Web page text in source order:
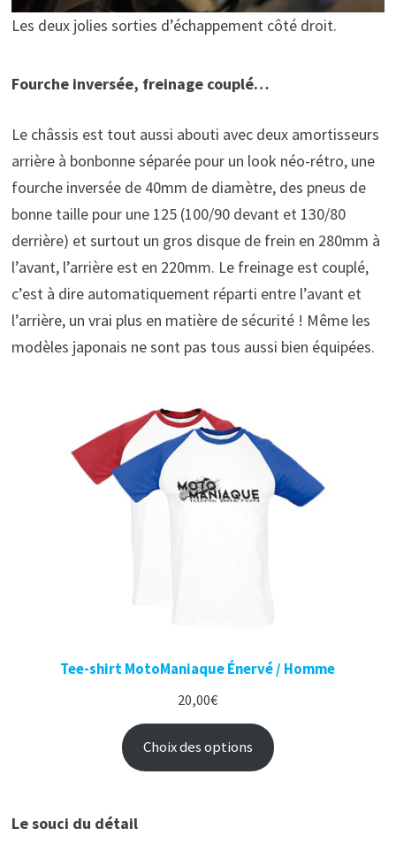
Les deux jolies sorties d’échappement côté droit.
Fourche inversée, freinage couplé…
Le châssis est tout aussi abouti avec deux amortisseurs
arrière à bonbonne séparée pour un look néo-rétro, une
fourche inversée de 40mm de diamètre, des pneus de
bonne taille pour une 125 (100/90 devant et 130/80
derrière) et surtout un gros disque de frein en 280mm à
l’avant, l’arrière est en 220mm. Le freinage est couplé,
c’est à dire automatiquement réparti entre l’avant et
l’arrière, un vrai plus en matière de sécurité ! Même les
modèles japonais ne sont pas tous aussi bien équipées.
Tee-shirt MotoManiaque Énervé / Homme
20,00€
Choix des options
Le souci du détail